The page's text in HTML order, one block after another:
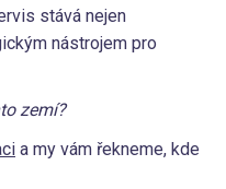
stává nejen
nástrojem pro
zemí?
a my vám řekneme, kde